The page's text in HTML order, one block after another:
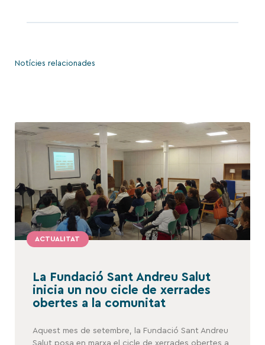
Notícies relacionades
ACTUALITAT
La Fundació Sant Andreu Salut
inicia un nou cicle de xerrades
obertes a la comunitat
Aquest mes de setembre, la Fundació Sant Andreu
Salut posa en marxa el cicle de xerrades obertes a